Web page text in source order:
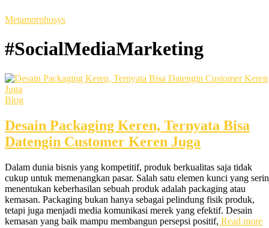
Metamorphosys
#SocialMediaMarketing
Blog
Desain Packaging Keren, Ternyata Bisa
Datengin Customer Keren Juga
Dalam dunia bisnis yang kompetitif, produk berkualitas saja tidak
cukup untuk memenangkan pasar. Salah satu elemen kunci yang
menentukan keberhasilan sebuah produk adalah packaging atau
kemasan. Packaging bukan hanya sebagai pelindung fisik produk,
tetapi juga menjadi media komunikasi merek yang efektif. Desain
kemasan yang baik mampu membangun persepsi positif, Read more